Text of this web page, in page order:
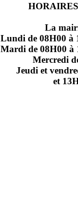
La
Lundi de 08H00 à
Mardi de 08H00 à
Mercredi
Jeudi et
et